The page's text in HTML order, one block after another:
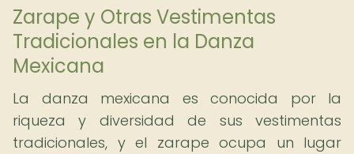
Zarape y Otras Vestimentas
Tradicionales en la Danza
Mexicana
La danza mexicana es conocida por la
riqueza y diversidad de sus vestimentas
tradicionales, y el zarape ocupa un lugar